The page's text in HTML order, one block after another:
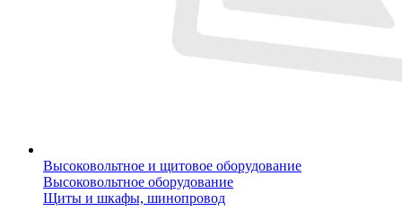
Высоковольтное и щитовое оборудование
Высоковольтное оборудование
Щиты и шкафы, шинопровод